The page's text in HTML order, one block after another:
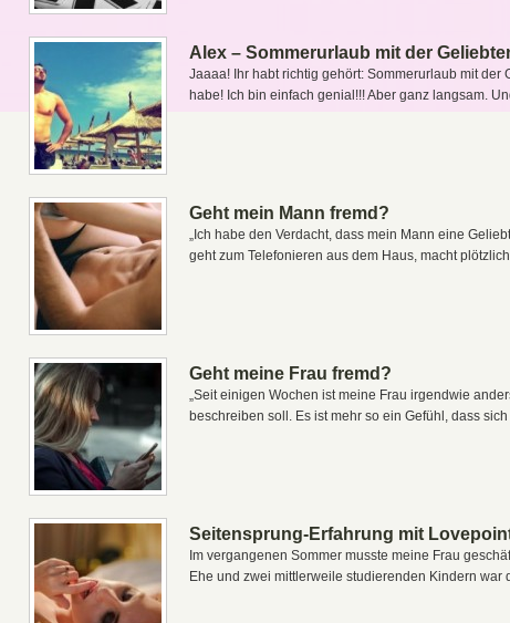
Alex – Sommerurlaub mit der
Jaaaa! Ihr habt richtig gehört: Sommerurlaub mit
habe! Ich bin einfach genial!!! Aber ganz langsam.
Geht mein Mann fremd?
„Ich habe den Verdacht, dass mein Mann eine
geht zum Telefonieren aus dem Haus, macht
Geht meine Frau fremd?
„Seit einigen Wochen ist meine Frau irgendwie
beschreiben soll. Es ist mehr so ein Gefühl, dass
Seitensprung-Erfahrung mit
Im vergangenen Sommer musste meine Frau
Ehe und zwei mittlerweile studierenden Kindern